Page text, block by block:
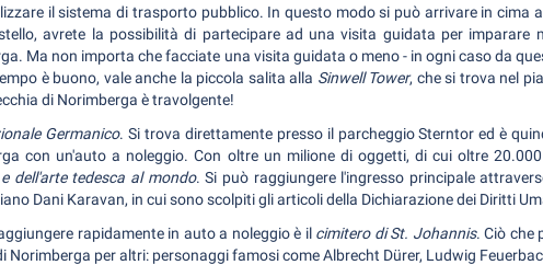
il sistema di trasporto pubblico. In questo modo si può arrivare in cima
avrete la possibilità di partecipare ad una visita guidata per imparare
Ma non importa che facciate una visita guidata o meno - in ogni caso da
è buono, vale anche la piccola salita alla Sinwell Tower, che si trova nel
di Norimberga è travolgente!
Germanico. Si trova direttamente presso il parcheggio Sterntor ed è
con un'auto a noleggio. Con oltre un milione di oggetti, di cui oltre
dell'arte tedesca al mondo. Si può raggiungere l'ingresso principale
Dani Karavan, in cui sono scolpiti gli articoli della Dichiarazione dei Diritti
rapidamente in auto a noleggio è il cimitero di St. Johannis. Ciò che
Norimberga per altri: personaggi famosi come Albrecht Dürer, Ludwig